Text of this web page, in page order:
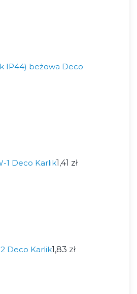
IP44) beżowa Deco
1 Deco Karlik1,41 zł
Deco Karlik1,83 zł